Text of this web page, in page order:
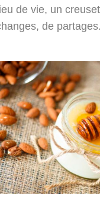
de vie, un
de